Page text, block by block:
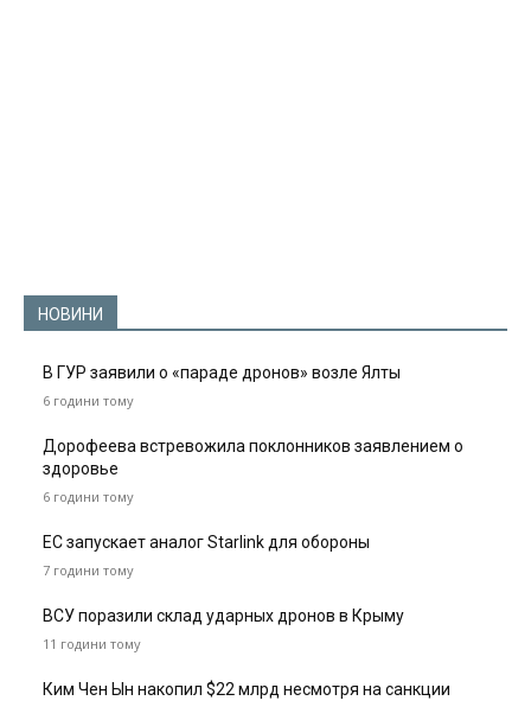
НОВИНИ
В ГУР заявили о «параде дронов» возле Ялты
6 години тому
Дорофеева встревожила поклонников заявлением о
здоровье
6 години тому
ЕС запускает аналог Starlink для обороны
7 години тому
ВСУ поразили склад ударных дронов в Крыму
11 години тому
Ким Чен Ын накопил $22 млрд несмотря на санкции